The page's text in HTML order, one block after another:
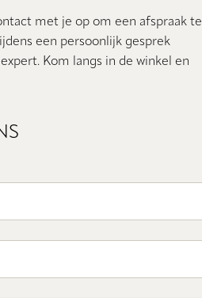
met je op om een afspraak te
een persoonlijk gesprek
Kom langs in de winkel en